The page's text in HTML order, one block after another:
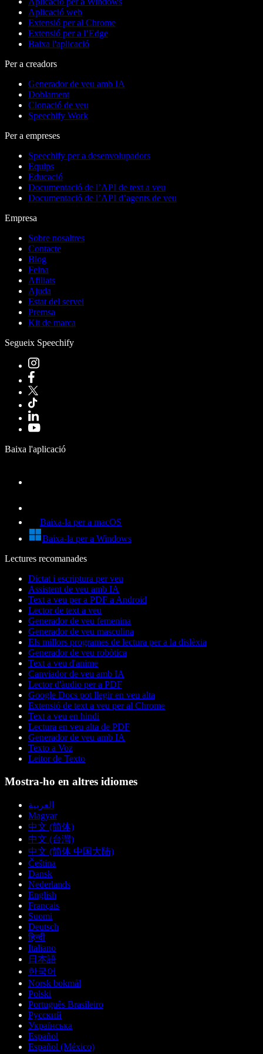
Aplicació web
Extensió per al Chrome
Extensió per a l’Edge
Baixa l'aplicació
Per a creadors
Generador de veu amb IA
Doblament
Clonació de veu
Speechify Work
Per a empreses
Speechify per a desenvolupadors
Equips
Educació
Documentació de l’API de text a veu
Documentació de l’API d’agents de veu
Empresa
Sobre nosaltres
Contacte
Blog
Feina
Afiliats
Ajuda
Estat del servei
Premsa
Kit de marca
Segueix Speechify
Baixa l'aplicació
Baixa-la per a macOS
Baixa-la per a Windows
Lectures recomanades
Dictat i escriptura per veu
Assistent de veu amb IA
Text a veu per a PDF a Android
Lector de text a veu
Generador de veu femenina
Generador de veu masculina
Els millors programes de lectura per a la dislèxia
Generador de veu robòtica
Text a veu d'anime
Canviador de veu amb IA
Lector d'àudio per a PDF
Google Docs pot llegir en veu alta
Extensió de text a veu per al Chrome
Text a veu en hindi
Lectura en veu alta de PDF
Generador de veu amb IA
Texto a Voz
Leitor de Texto
Mostra-ho en altres idiomes
العربية
Magyar
中文 (简体)
中文 (台灣)
中文 (简体 中国大陆)
Čeština
Dansk
Nederlands
English
Français
Suomi
Deutsch
हिन्दी
Italiano
日本語
한국어
Norsk bokmål
Polski
Português Brasileiro
Русский
Українська
Español
Español (México)